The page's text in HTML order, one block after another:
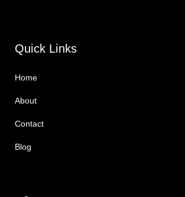
Quick Links
Home
About
Contact
Blog